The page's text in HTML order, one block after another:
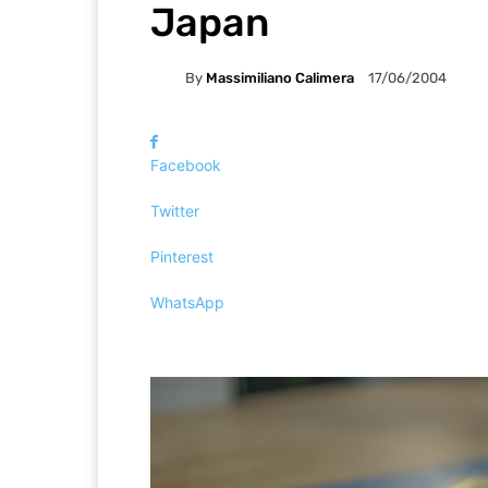
Japan
By Massimiliano Calimera 17/06/2004
Facebook
Twitter
Pinterest
WhatsApp